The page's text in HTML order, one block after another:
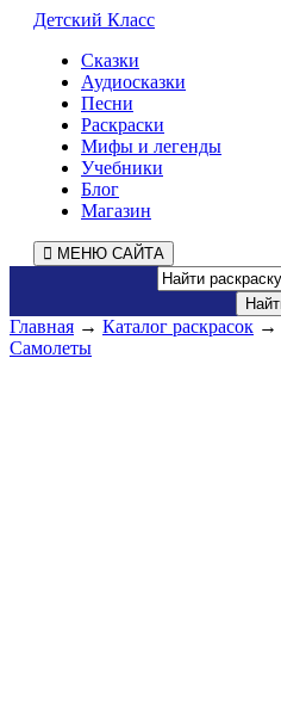
Детский Класс
Сказки
Аудиосказки
Песни
Раскраски
Мифы и легенды
Учебники
Блог
Магазин
МЕНЮ САЙТА
Главная → Каталог раскрасок →
Самолеты